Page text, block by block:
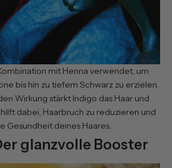
mit Henna verwendet, um
bis hin zu tiefem Schwarz zu erzielen.
Wirkung stärkt Indigo das Haar und
dabei, Haarbruch zu reduzieren und
Gesundheit deines Haares.
glanzvolle Booster